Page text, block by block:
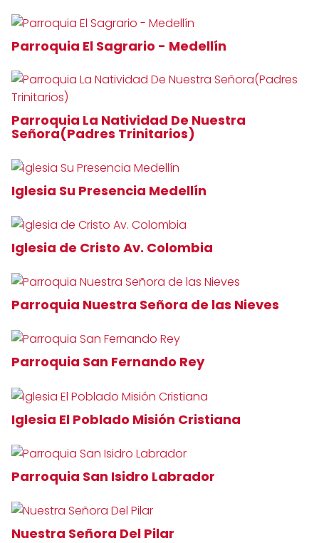
Parroquia El Sagrario - Medellín
Parroquia La Natividad De Nuestra
Señora(Padres Trinitarios)
Iglesia Su Presencia Medellín
Iglesia de Cristo Av. Colombia
Parroquia Nuestra Señora de las Nieves
Parroquia San Fernando Rey
Iglesia El Poblado Misión Cristiana
Parroquia San Isidro Labrador
Nuestra Señora Del Pilar